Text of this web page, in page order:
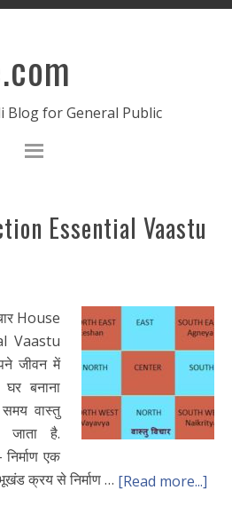
Blog for General Public
Essential Vaastu
House
Vaastu
जीवन में
बनाना
समय वास्तु
जाता है.
एक
क्रय से निर्माण … [Read more...]